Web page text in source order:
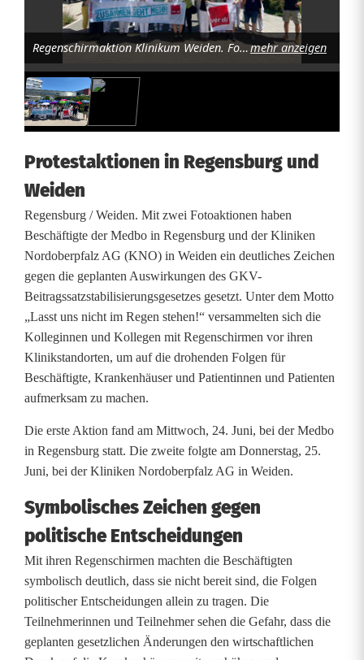
s
t
i
e
g
e
n
s
b
u
r
g
n
d
W
e
i
Regenschirmaktion Klinikum Weiden. Foto: Michael Leidenberger (ver.di Bezirk Oberpfalz)mehr anzeigen
Protestaktionen in Regensburg und
Weiden
Regensburg / Weiden. Mit zwei Fotoaktionen haben
Beschäftigte der Medbo in Regensburg und der Kliniken
Nordoberpfalz AG (KNO) in Weiden ein deutliches Zeichen
gegen die geplanten Auswirkungen des GKV-
Beitragssatzstabilisierungsgesetzes gesetzt. Unter dem Motto
„Lasst uns nicht im Regen stehen!“ versammelten sich die
Kolleginnen und Kollegen mit Regenschirmen vor ihren
Klinikstandorten, um auf die drohenden Folgen für
Beschäftigte, Krankenhäuser und Patientinnen und Patienten
aufmerksam zu machen.
Die erste Aktion fand am Mittwoch, 24. Juni, bei der Medbo
in Regensburg statt. Die zweite folgte am Donnerstag, 25.
Juni, bei der Kliniken Nordoberpfalz AG in Weiden.
Symbolisches Zeichen gegen
politische Entscheidungen
Mit ihren Regenschirmen machten die Beschäftigten
symbolisch deutlich, dass sie nicht bereit sind, die Folgen
politischer Entscheidungen allein zu tragen. Die
Teilnehmerinnen und Teilnehmer sehen die Gefahr, dass die
geplanten gesetzlichen Änderungen den wirtschaftlichen